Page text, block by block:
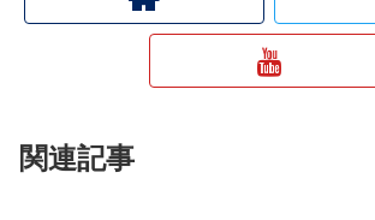
関連記事